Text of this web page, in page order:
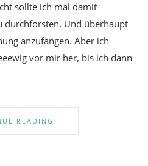
sollte ich mal damit
durchforsten. Und überhaupt
anzufangen. Aber ich
vor mir her, bis ich dann
READING